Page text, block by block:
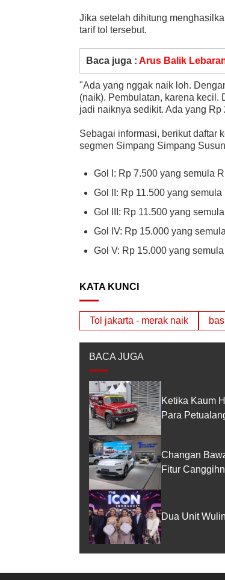
Jika setelah dihitung
tarif tol tersebut.
Baca juga : Arus Balik
"Ada yang nggak naik loh.
(naik). Pembulatan, karena kecil.
jadi naiknya sedikit. Ada yang
Sebagai informasi, berikut daftar
segmen Simpang Simpang
Gol I: Rp 7.500 yang semula
Gol II: Rp 11.500 yang semula
Gol III: Rp 11.500 yang
Gol IV: Rp 15.000 yang
Gol V: Rp 15.000 yang
KATA KUNCI
Tol jakarta - merak naik
BACA JUGA
Ketika Kaum
Para
Changan
Fitur
Dua Unit